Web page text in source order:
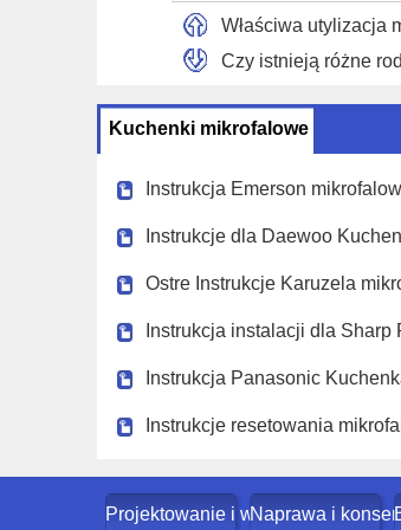
Właściwa utylizacja
Czy istnieją różne
Kuchenki mikrofalowe
Instrukcja Emerson
Instrukcje dla Daewoo
Ostre Instrukcje Karuzela
Instrukcja instalacji dla
Instrukcja Panasonic
Instrukcje resetowania
Projektowanie i wystrój
Naprawa i